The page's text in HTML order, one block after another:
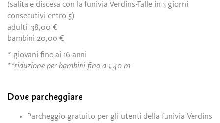
(salita e discesa con la funivia Verdins-Talle in 3 giorni
consecutivi entro 5)
adulti: 38,00 €
bambini 20,00 €
* giovani fino ai 16 anni
**riduzione per bambini fino a 1,40 m
Dove parcheggiare
Parcheggio gratuito per gli utenti della funivia Verdins